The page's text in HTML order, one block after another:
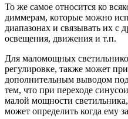
То же самое относится ко
диммерам, которые можно
диапазонах и связывать их
освещения, движения и т.п.
Для маломощных
регулировке, также может
дополнительным выводом
тем, что при переходе
малой мощности
может определить когда ему